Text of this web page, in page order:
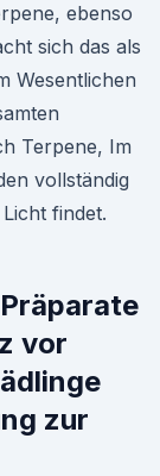
ebenso
sich das als
Wesentlichen
Terpene, Im
vollständig
findet.
vor
zur